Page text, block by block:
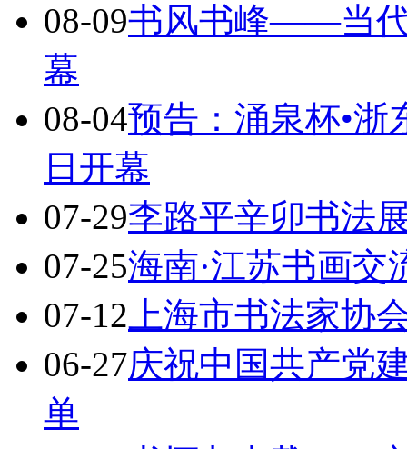
08-09书风书峰——当代
幕
08-04预告：涌泉杯•浙
日开幕
07-29李路平辛卯书法
07-25海南·江苏书画交
07-12 上海市书法家协
06-27庆祝中国共产党
单